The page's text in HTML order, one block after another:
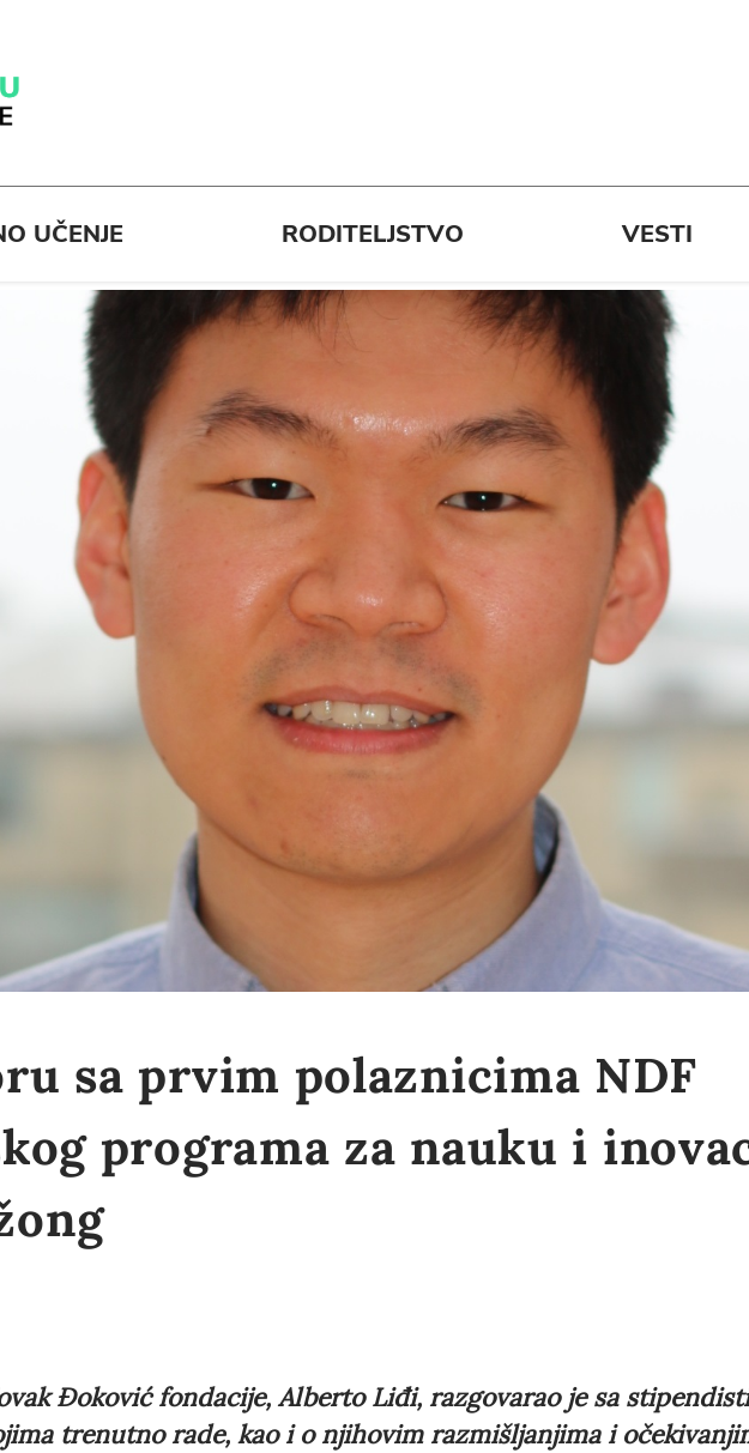
UČENJE RODITELJSTVO VESTI
sa prvim polaznicima NDF
programa za nauku i
Đoković fondacije, Alberto Liđi, razgovarao je sa
trenutno rade, kao i o njihovim razmišljanjima i